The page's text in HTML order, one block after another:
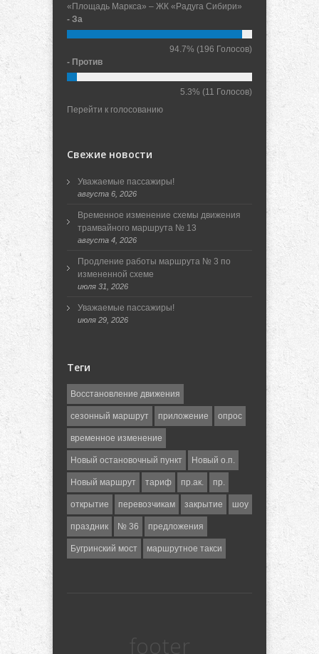
«Площадь Маркса» – ЖК «Радуга Сибири»
- За
94.7% (196 Голосов)
- Против
5.3% (11 Голосов)
Перейти к голосованию
Свежие новости
Уважаемые пассажиры!
августа 6, 2026
Временное изменение схемы движения
трамвайного маршрута № 13
августа 4, 2026
Продление работы маршрута № 3 по
измененной схеме
июля 31, 2026
Уважаемые пассажиры!
июля 29, 2026
Теги
Восстановление движения
сезонный маршрут приложение опрос
временное изменение
Новый остановочный пункт Новый о.п.
Новый маршрут тариф пр.ак. пр.
открытие перевозчикам закрытие шоу
праздник № 36 предложения
Бугринский мост маршрутное такси
footer